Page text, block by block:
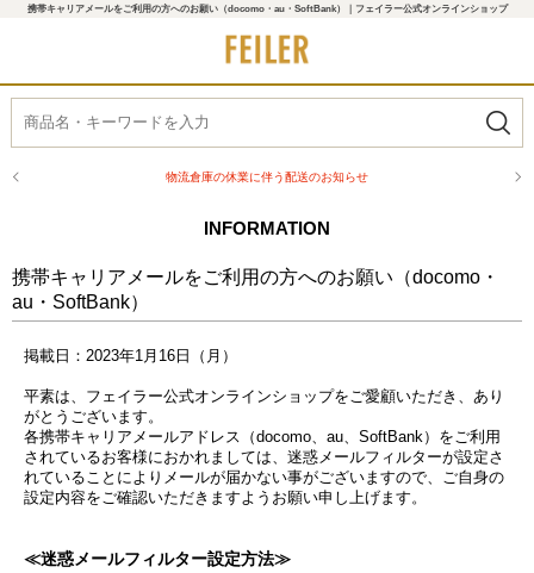
携帯キャリアメールをご利用の方へのお願い（docomo・au・SoftBank）｜フェイラー公式オンラインショップ
物流倉庫の休業に伴う配送のお知らせ
INFORMATION
携帯キャリアメールをご利用の方へのお願い（docomo・
au・SoftBank）
掲載日：2023年1月16日（月）
平素は、フェイラー公式オンラインショップをご愛顧いただき、あり
がとうございます。
各携帯キャリアメールアドレス（docomo、au、SoftBank）をご利用
されているお客様におかれましては、迷惑メールフィルターが設定さ
れていることによりメールが届かない事がございますので、ご自身の
設定内容をご確認いただきますようお願い申し上げます。
≪迷惑メールフィルター設定方法≫